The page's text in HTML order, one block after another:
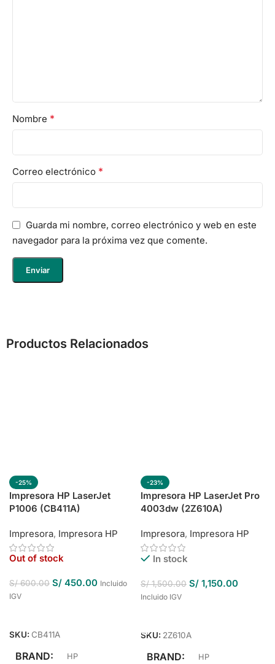
Nombre *
Correo electrónico *
Guarda mi nombre, correo electrónico y web en este
navegador para la próxima vez que comente.
Productos Relacionados
-25%
Impresora HP LaserJet
P1006 (CB411A)
Impresora, Impresora HP
Out of stock
S/600.00 S/ 450.00 Incluido
IGV
SKU: CB411A
BRAND HP
-23%
Impresora HP LaserJet Pro
4003dw (2Z610A)
Impresora, Impresora HP
In stock
S/1,500.00 S/ 1,150.00
Incluido IGV
SKU: 2Z610A
BRAND HP